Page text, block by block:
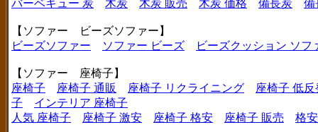
バーベキュー 炭
木炭 木炭 販売 木炭 価格 備長炭 備
【ソファー ビーズソファー】
ビーズソファー
ソファー ビーズ ビーズクッション ソフ
【ソファー 座椅子】
座椅子
座椅子 通販 座椅子 リクライニング
座椅子 低反
子
インテリア 座椅子
人気 座椅子
座椅子 激安 座椅子 格安 座椅子 販売 格